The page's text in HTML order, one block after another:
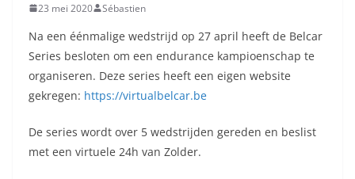
23 mei 2020 Sébastien
Na een éénmalige wedstrijd op 27 april heeft de Belcar
Series besloten om een endurance kampioenschap te
organiseren. Deze series heeft een eigen website
gekregen: https://virtualbelcar.be
De series wordt over 5 wedstrijden gereden en beslist
met een virtuele 24h van Zolder.